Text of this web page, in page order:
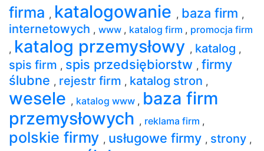
firma , katalogowanie , baza firm ,
internetowych , www , katalog firm , promocja firm
, katalog przemysłowy , katalog ,
spis firm , spis przedsiębiorstw , firmy
ślubne , rejestr firm , katalog stron ,
wesele , katalog www , baza firm
przemysłowych , reklama firm ,
polskie firmy , usługowe firmy , strony ,